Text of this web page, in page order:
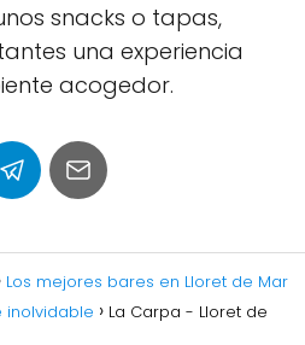
snacks o tapas,
una experiencia
acogedor.
Los mejores bares en Lloret de Mar
inolvidable
La Carpa - Lloret de